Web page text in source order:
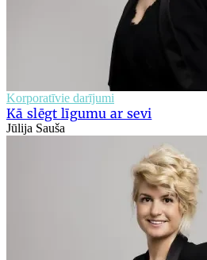
Korporatīvie darījumi
Kā slēgt līgumu ar sevi
Jūlija Sauša